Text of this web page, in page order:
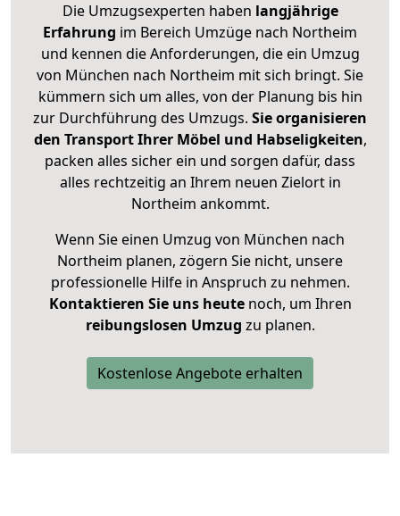
Die Umzugsexperten haben langjährige
Erfahrung im Bereich Umzüge nach Northeim
und kennen die Anforderungen, die ein Umzug
von München nach Northeim mit sich bringt. Sie
kümmern sich um alles, von der Planung bis hin
zur Durchführung des Umzugs. Sie organisieren
den Transport Ihrer Möbel und Habseligkeiten,
packen alles sicher ein und sorgen dafür, dass
alles rechtzeitig an Ihrem neuen Zielort in
Northeim ankommt.
Wenn Sie einen Umzug von München nach
Northeim planen, zögern Sie nicht, unsere
professionelle Hilfe in Anspruch zu nehmen.
Kontaktieren Sie uns heutenoch, um Ihren
reibungslosen Umzug zu planen.
Kostenlose Angebote erhalten